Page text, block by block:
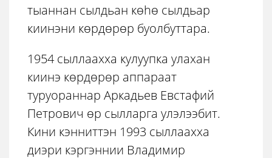
тыаннан сылдьан көhө сылдьар
киинэни көрдөрөр буолбуттара.
1954 сыллаахха кулуупка улахан
киинэ көрдөрөр аппараат
туруораннар Аркадьев Евстафий
Петрович өр сылларга улэлээбит.
Кини кэнниттэн 1993 сыллаахха
диэри кэргэннии Владимир